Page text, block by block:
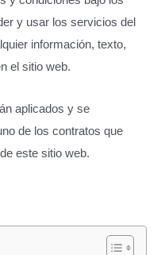
y usar los servicios del
información, texto,
el sitio web.
aplicados y se
de los contratos que
este sitio web.